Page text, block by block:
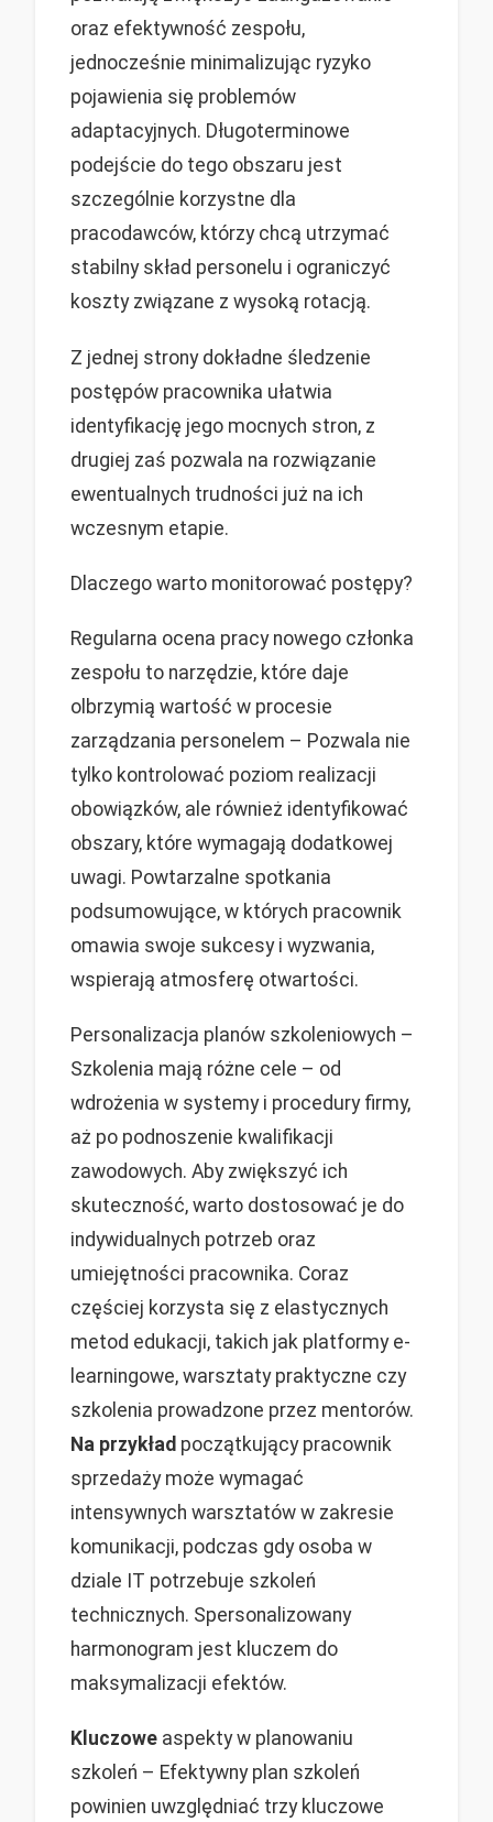
oraz efektywność zespołu,
jednocześnie minimalizując ryzyko
pojawienia się problemów
adaptacyjnych. Długoterminowe
podejście do tego obszaru jest
szczególnie korzystne dla
pracodawców, którzy chcą utrzymać
stabilny skład personelu i ograniczyć
koszty związane z wysoką rotacją.
Z jednej strony dokładne śledzenie
postępów pracownika ułatwia
identyfikację jego mocnych stron, z
drugiej zaś pozwala na rozwiązanie
ewentualnych trudności już na ich
wczesnym etapie.
Dlaczego warto monitorować postępy?
Regularna ocena pracy nowego członka
zespołu to narzędzie, które daje
olbrzymią wartość w procesie
zarządzania personelem – Pozwala nie
tylko kontrolować poziom realizacji
obowiązków, ale również identyfikować
obszary, które wymagają dodatkowej
uwagi. Powtarzalne spotkania
podsumowujące, w których pracownik
omawia swoje sukcesy i wyzwania,
wspierają atmosferę otwartości.
Personalizacja planów szkoleniowych –
Szkolenia mają różne cele – od
wdrożenia w systemy i procedury firmy,
aż po podnoszenie kwalifikacji
zawodowych. Aby zwiększyć ich
skuteczność, warto dostosować je do
indywidualnych potrzeb oraz
umiejętności pracownika. Coraz
częściej korzysta się z elastycznych
metod edukacji, takich jak platformy e-
learningowe, warsztaty praktyczne czy
szkolenia prowadzone przez mentorów.
Na przykład początkujący pracownik
sprzedaży może wymagać
intensywnych warsztatów w zakresie
komunikacji, podczas gdy osoba w
dziale IT potrzebuje szkoleń
technicznych. Spersonalizowany
harmonogram jest kluczem do
maksymalizacji efektów.
Kluczowe aspekty w planowaniu
szkoleń – Efektywny plan szkoleń
powinien uwzględniać trzy kluczowe